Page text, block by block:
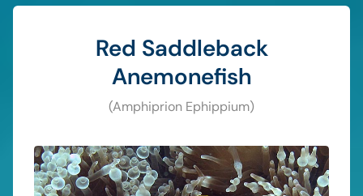
Red Saddleback
Anemonefish
(Amphiprion Ephippium)